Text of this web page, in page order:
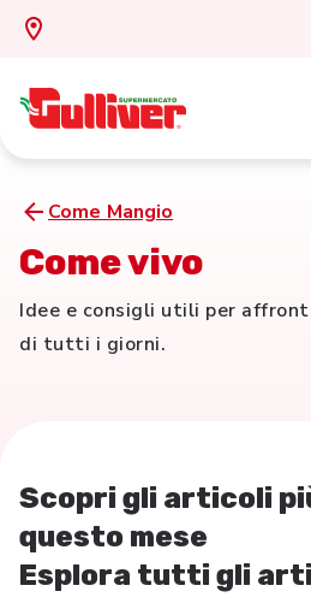
Come Mangio
Come vivo
Idee e consigli utili per
di tutti i giorni.
Scopri gli articoli
questo mese
Esplora tutti gli